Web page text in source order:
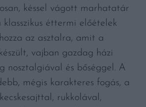
késsel vágott marhatatár
éttermi előételek
az asztalra, amit a
vajban gazdag házi
nosztalgiával és bőséggel. A
mégis karakteres fogás, a
rukkolával,